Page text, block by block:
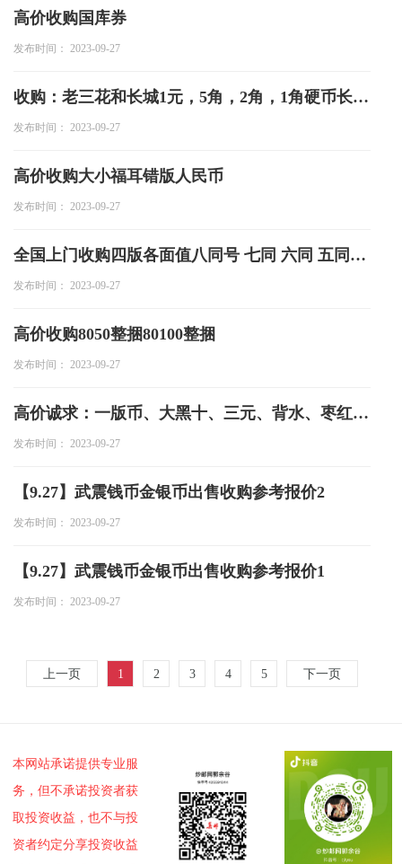
高价收购国库券
发布时间： 2023-09-27
收购：老三花和长城1元，5角，2角，1角硬币长城套币1979-1986年，硬币套装
发布时间： 2023-09-27
高价收购大小福耳错版人民币
发布时间： 2023-09-27
全国上门收购四版各面值八同号 七同 六同 五同生日号
发布时间： 2023-09-27
高价收购8050整捆80100整捆
发布时间： 2023-09-27
高价诚求：一版币、大黑十、三元、背水、枣红、古车、精品高货
发布时间： 2023-09-27
【9.27】武震钱币金银币出售收购参考报价2
发布时间： 2023-09-27
【9.27】武震钱币金银币出售收购参考报价1
发布时间： 2023-09-27
上一页 1 2 3 4 5 下一页
本网站承诺提供专业服
务，但不承诺投资者获
取投资收益，也不与投
资者约定分享投资收益